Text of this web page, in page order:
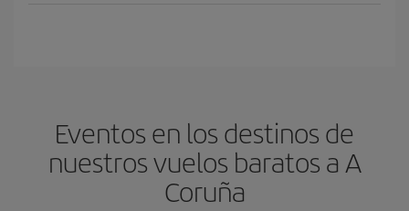
Eventos en los destinos de
nuestros vuelos baratos a A
Coruña